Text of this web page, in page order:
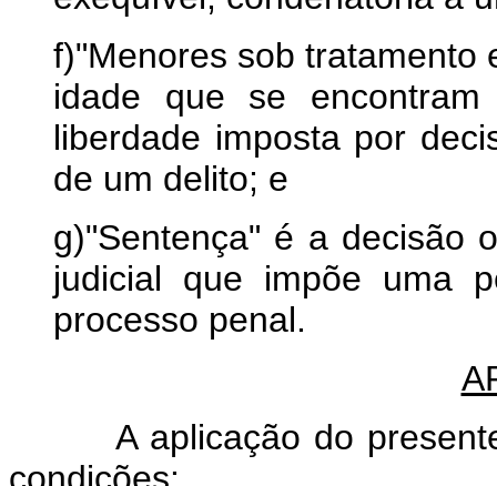
f)"Menores sob tratamento
idade que se
liberdade imposta por
de um delito; e
g)"Sentença" é a decisão
judicial que impõe uma
processo penal.
A aplicação do presente